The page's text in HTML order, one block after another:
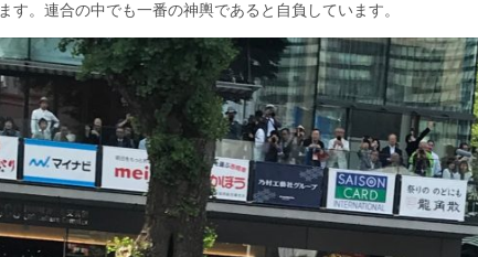
ます。連合の中でも一番の神輿であると自負しています。